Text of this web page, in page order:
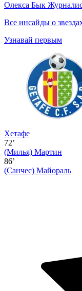
Олекса Бык
Все инсайды о
Узнавай первым
Хетафе
72’
(Милья) Мартин
86’
(Санчес) Майораль